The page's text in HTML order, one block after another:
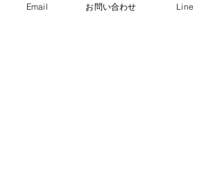
送迎
Email お問い合わせ Line